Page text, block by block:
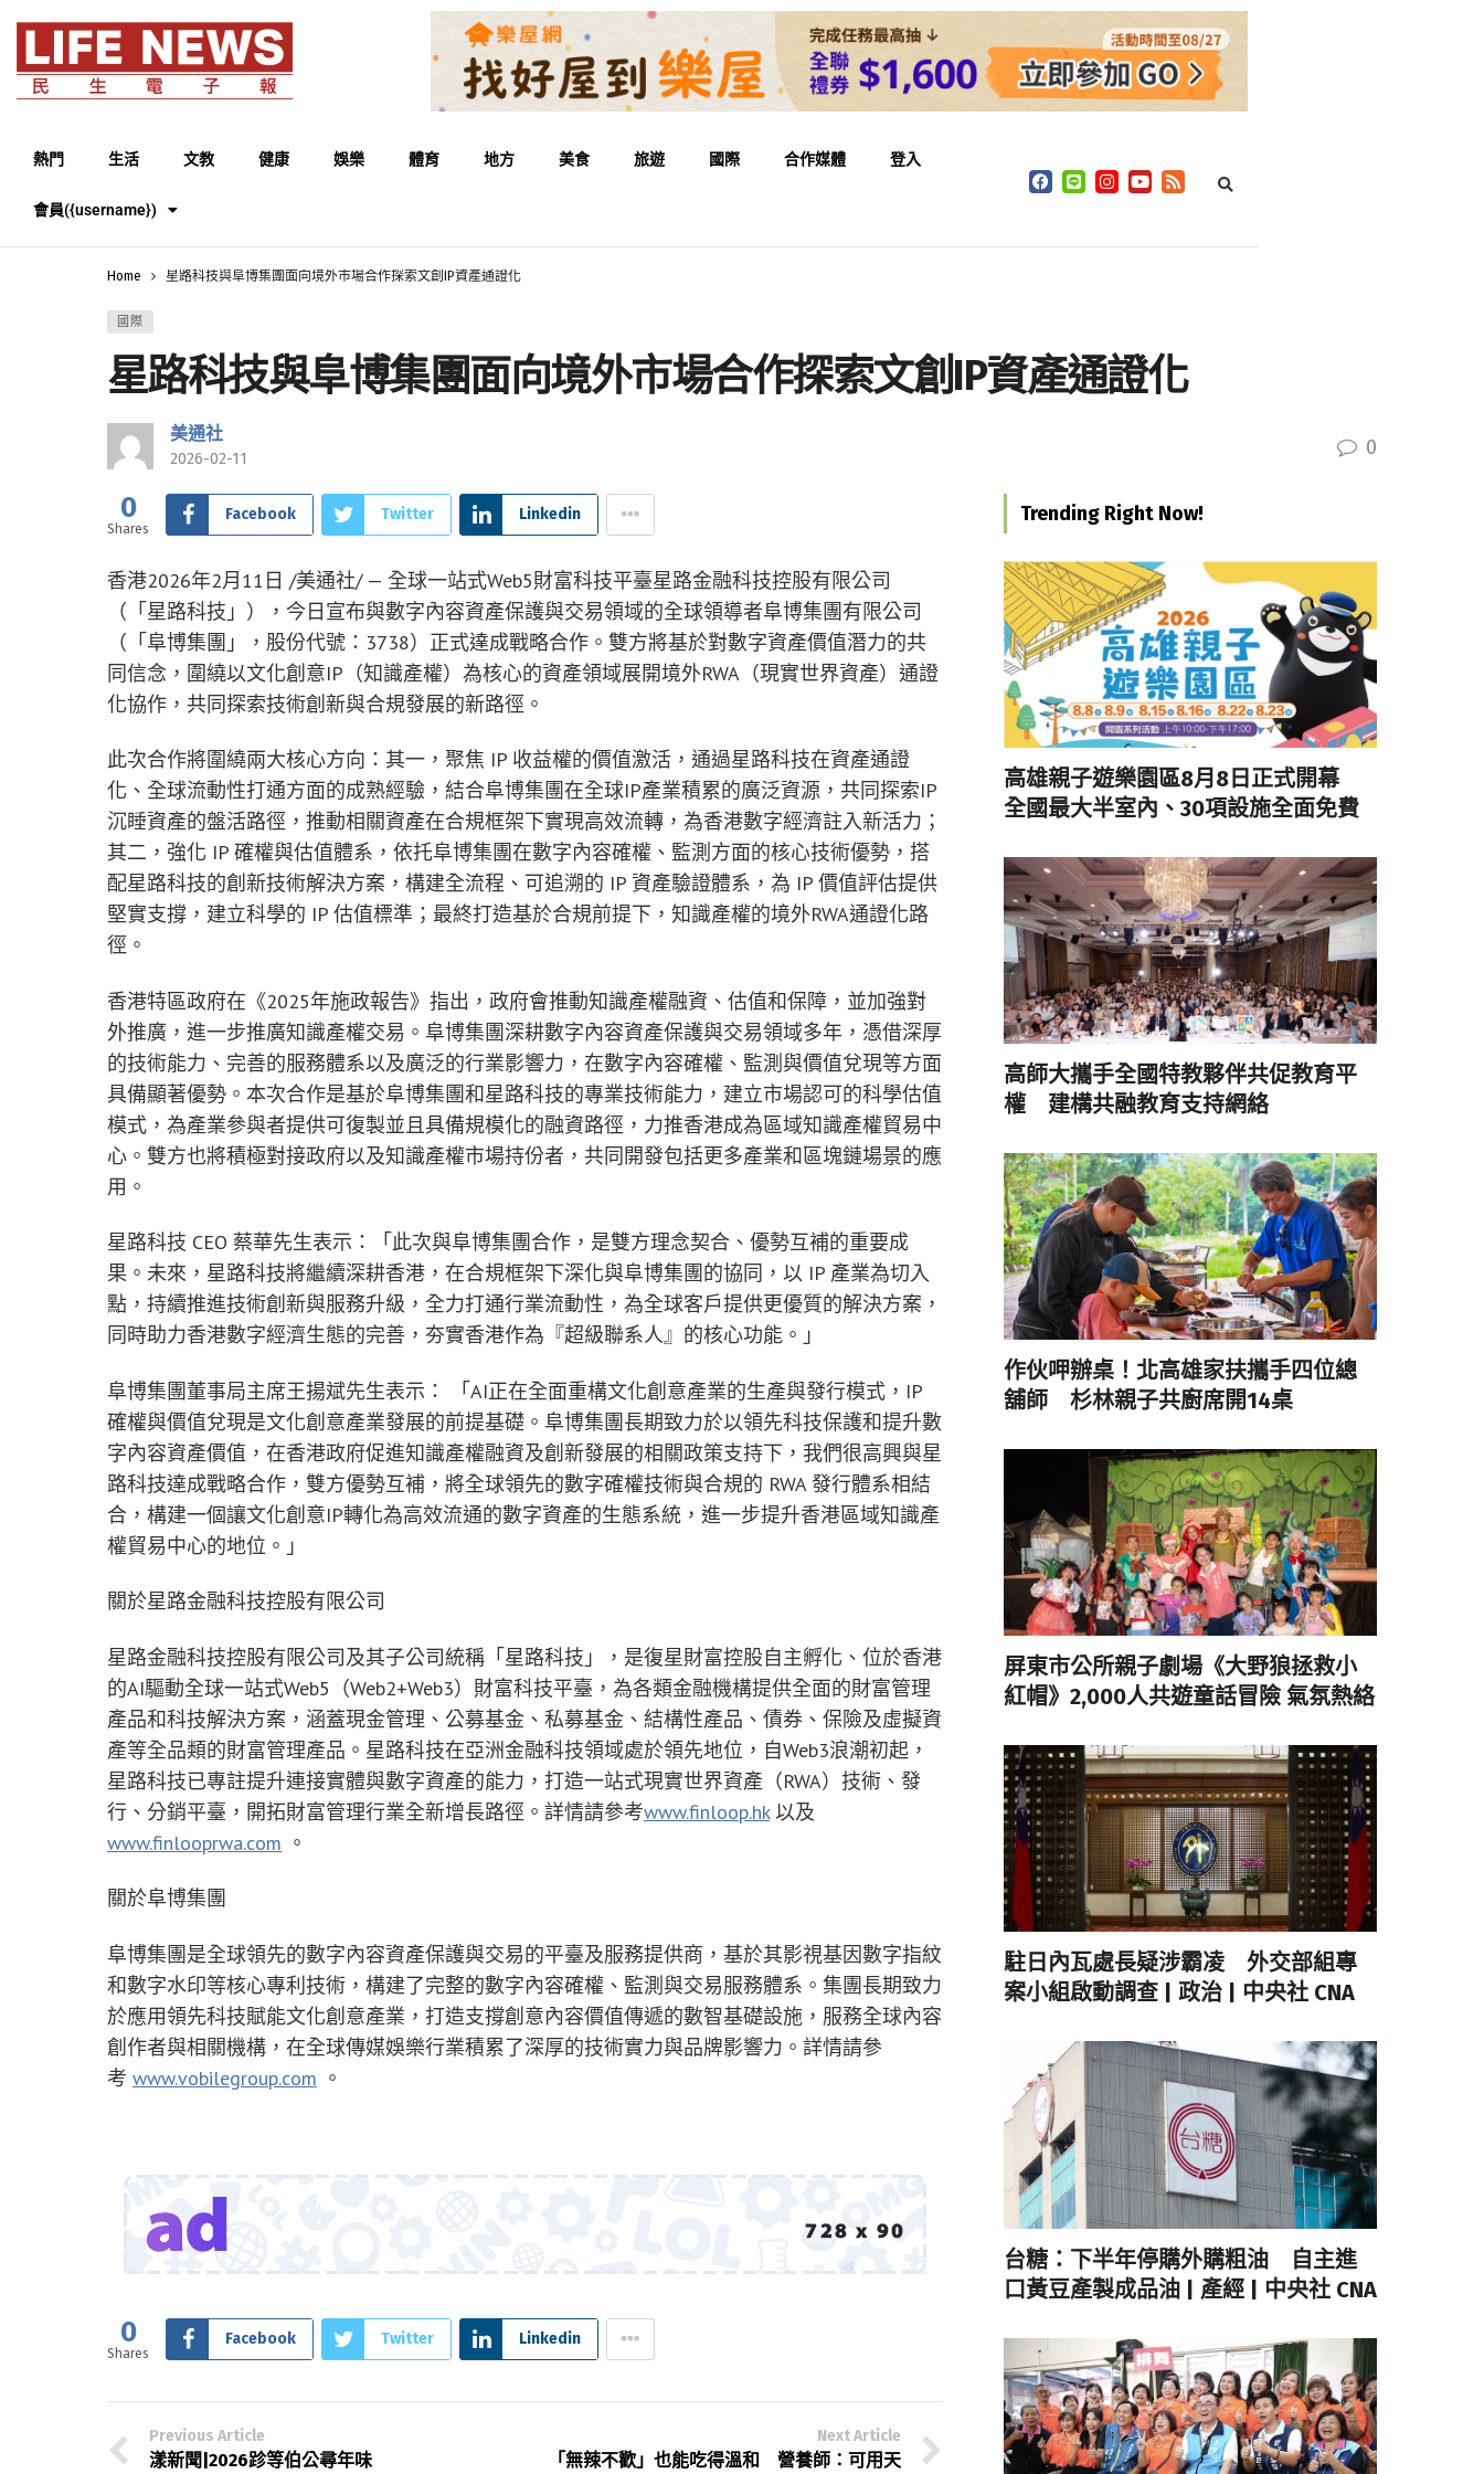
熱門 生活 文教 健康 娛樂 體育 地方 美食 旅遊 國際 合作媒體 登入
會員({username})
Home 星路科技與阜博集團面向境外市場合作探索文創IP資產通證化
國際
星路科技與阜博集團面向境外市場合作探索文創IP資產通證化
美通社
2026-02-11 0
0
Shares
Facebook Twitter Linkedin
香港2026年2月11日 /美通社/ — 全球一站式Web5財富科技平臺星路金融科技控股有限公司
（「星路科技」），今日宣布與數字內容資產保護與交易領域的全球領導者阜博集團有限公司
（「阜博集團」，股份代號：3738）正式達成戰略合作。雙方將基於對數字資產價值潛力的共
同信念，圍繞以文化創意IP（知識產權）為核心的資產領域展開境外RWA（現實世界資產）通證
化協作，共同探索技術創新與合規發展的新路徑。
此次合作將圍繞兩大核心方向：其一，聚焦 IP 收益權的價值激活，通過星路科技在資產通證
化、全球流動性打通方面的成熟經驗，結合阜博集團在全球IP產業積累的廣泛資源，共同探索IP
沉睡資產的盤活路徑，推動相關資產在合規框架下實現高效流轉，為香港數字經濟註入新活力；
其二，強化 IP 確權與估值體系，依托阜博集團在數字內容確權、監測方面的核心技術優勢，搭
配星路科技的創新技術解決方案，構建全流程、可追溯的 IP 資產驗證體系，為 IP 價值評估提供
堅實支撐，建立科學的 IP 估值標準；最終打造基於合規前提下，知識產權的境外RWA通證化路
徑。
香港特區政府在《2025年施政報告》指出，政府會推動知識產權融資、估值和保障，並加強對
外推廣，進一步推廣知識產權交易。阜博集團深耕數字內容資產保護與交易領域多年，憑借深厚
的技術能力、完善的服務體系以及廣泛的行業影響力，在數字內容確權、監測與價值兌現等方面
具備顯著優勢。本次合作是基於阜博集團和星路科技的專業技術能力，建立市場認可的科學估值
模式，為產業參與者提供可復製並且具備規模化的融資路徑，力推香港成為區域知識產權貿易中
心。雙方也將積極對接政府以及知識產權市場持份者，共同開發包括更多產業和區塊鏈場景的應
用。
星路科技 CEO 蔡華先生表示：「此次與阜博集團合作，是雙方理念契合、優勢互補的重要成
果。未來，星路科技將繼續深耕香港，在合規框架下深化與阜博集團的協同，以 IP 產業為切入
點，持續推進技術創新與服務升級，全力打通行業流動性，為全球客戶提供更優質的解決方案，
同時助力香港數字經濟生態的完善，夯實香港作為『超級聯系人』的核心功能。」
阜博集團董事局主席王揚斌先生表示： 「AI正在全面重構文化創意產業的生產與發行模式，IP
確權與價值兌現是文化創意產業發展的前提基礎。阜博集團長期致力於以領先科技保護和提升數
字內容資產價值，在香港政府促進知識產權融資及創新發展的相關政策支持下，我們很高興與星
路科技達成戰略合作，雙方優勢互補，將全球領先的數字確權技術與合規的 RWA 發行體系相結
合，構建一個讓文化創意IP轉化為高效流通的數字資產的生態系統，進一步提升香港區域知識產
權貿易中心的地位。」
關於星路金融科技控股有限公司
星路金融科技控股有限公司及其子公司統稱「星路科技」，是復星財富控股自主孵化、位於香港
的AI驅動全球一站式Web5（Web2+Web3）財富科技平臺，為各類金融機構提供全面的財富管理
產品和科技解決方案，涵蓋現金管理、公募基金、私募基金、結構性產品、債券、保險及虛擬資
產等全品類的財富管理產品。星路科技在亞洲金融科技領域處於領先地位，自Web3浪潮初起，
星路科技已專註提升連接實體與數字資產的能力，打造一站式現實世界資產（RWA）技術、發
行、分銷平臺，開拓財富管理行業全新增長路徑。詳情請參考www.finloop.hk以及
www.finlooprwa.com 。
關於阜博集團
阜博集團是全球領先的數字內容資產保護與交易的平臺及服務提供商，基於其影視基因數字指紋
和數字水印等核心專利技術，構建了完整的數字內容確權、監測與交易服務體系。集團長期致力
於應用領先科技賦能文化創意產業，打造支撐創意內容價值傳遞的數智基礎設施，服務全球內容
創作者與相關機構，在全球傳媒娛樂行業積累了深厚的技術實力與品牌影響力。詳情請參
考 www.vobilegroup.com 。
0
Shares
Facebook Twitter Linkedin
Previous Article
漾新聞|2026跈等伯公尋年味
Next Article
「無辣不歡」也能吃得溫和 營養師：可用天
Trending Right Now!
高雄親子遊樂園區8月8日正式開幕
全國最大半室內、30項設施全面免費
高師大攜手全國特教夥伴共促教育平
權 建構共融教育支持網絡
作伙呷辦桌！北高雄家扶攜手四位總
舖師 杉林親子共廚席開14桌
屏東市公所親子劇場《大野狼拯救小
紅帽》2,000人共遊童話冒險 氣氛熱絡
駐日內瓦處長疑涉霸凌 外交部組專
案小組啟動調查 | 政治 | 中央社 CNA
台糖：下半年停購外購粗油 自主進
口黃豆產製成品油 | 產經 | 中央社 CNA